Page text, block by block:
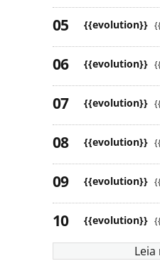
{{evolution}}
{{evolution}}
{{evolution}}
{{evolution}}
{{evolution}}
{{evolution}}
Leia